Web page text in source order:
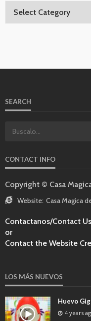
SEARCH
CONTACT INFO
Copyright © Casa
Website: Casa Magica
Contactanos/Contact Us
or
Contact the Website
LOS MÁS NUEVOS
Huevo
4 years